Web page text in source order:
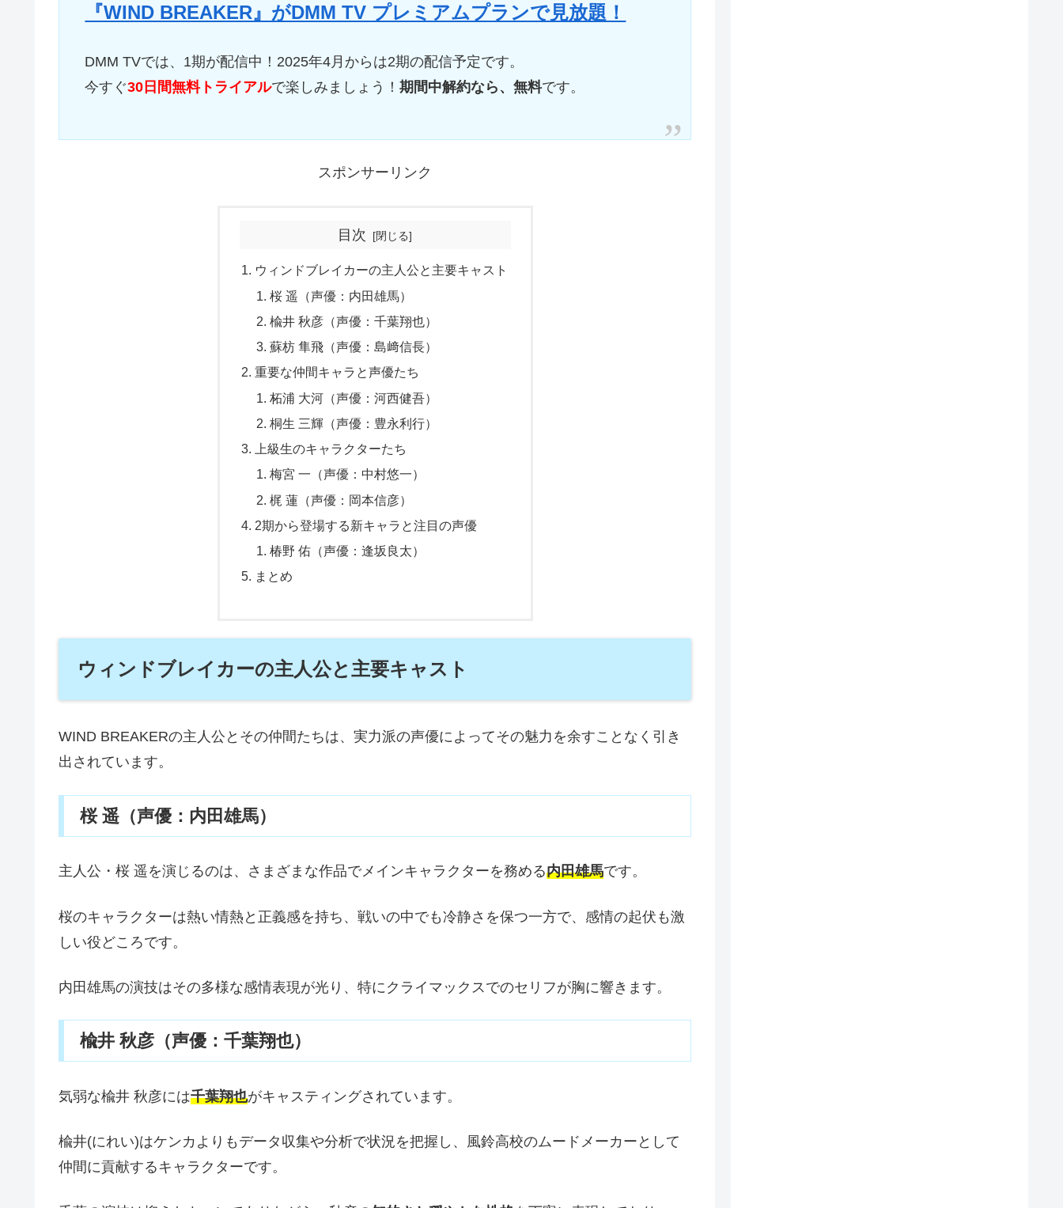
『WIND BREAKER』がDMM TV プレミアムプランで見放題！
DMM TVでは、1期が配信中！2025年4月からは2期の配信予定です。
今すぐ30日間無料トライアルで楽しみましょう！期間中解約なら、無料です。
スポンサーリンク
目次
ウィンドブレイカーの主人公と主要キャスト
桜 遥（声優：内田雄馬）
楡井 秋彦（声優：千葉翔也）
蘇枋 隼飛（声優：島﨑信長）
重要な仲間キャラと声優たち
柘浦 大河（声優：河西健吾）
桐生 三輝（声優：豊永利行）
上級生のキャラクターたち
梅宮 一（声優：中村悠一）
梶 蓮（声優：岡本信彦）
2期から登場する新キャラと注目の声優
椿野 佑（声優：逢坂良太）
まとめ
ウィンドブレイカーの主人公と主要キャスト
WIND BREAKERの主人公とその仲間たちは、実力派の声優によってその魅力を余すことなく引き
出されています。
桜 遥（声優：内田雄馬）
主人公・桜 遥を演じるのは、さまざまな作品でメインキャラクターを務める内田雄馬です。
桜のキャラクターは熱い情熱と正義感を持ち、戦いの中でも冷静さを保つ一方で、感情の起伏も激
しい役どころです。
内田雄馬の演技はその多様な感情表現が光り、特にクライマックスでのセリフが胸に響きます。
楡井 秋彦（声優：千葉翔也）
気弱な楡井 秋彦には千葉翔也がキャスティングされています。
楡井(にれい)はケンカよりもデータ収集や分析で状況を把握し、風鈴高校のムードメーカーとして
仲間に貢献するキャラクターです。